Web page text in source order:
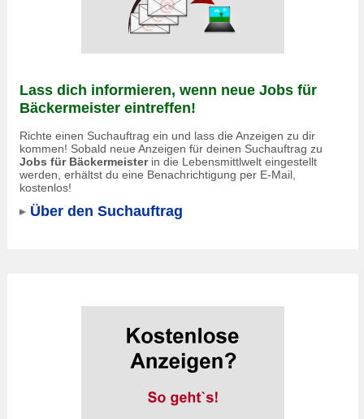
Lass dich informieren, wenn neue Jobs für
Bäckermeister eintreffen!
Richte einen Suchauftrag ein und lass die Anzeigen zu dir
kommen! Sobald neue Anzeigen für deinen Suchauftrag zu
Jobs für Bäckermeisterin die Lebensmittlwelt eingestellt
werden, erhältst du eine Benachrichtigung per E-Mail,
kostenlos!
Über den Suchauftrag